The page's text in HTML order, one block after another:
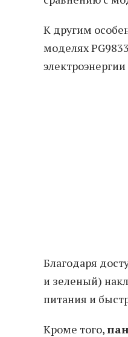
К другим
моделях
электроэнергии
Благодаря
и зеленый)
питания и
Кроме того,